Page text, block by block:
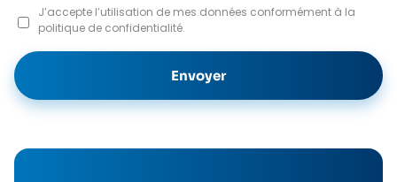
J’accepte l’utilisation de mes données conformément à la
politique de confidentialité.